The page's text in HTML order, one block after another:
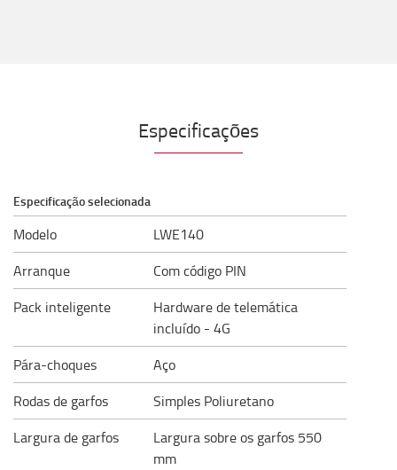
Especificações
Especificação selecionada
Modelo
LWE140
Arranque
Com código PIN
Pack inteligente
Hardware de telemática
incluído - 4G
Pára-choques
Aço
Rodas de garfos
Simples Poliuretano
Largura de garfos
Largura sobre os garfos 550
mm